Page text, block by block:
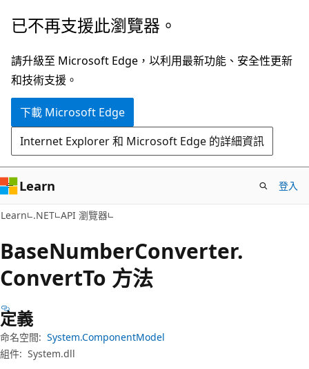
跳
主
要
內
跳
頁
面
內
覽
已不再支援此瀏覽器。
請升級至 Microsoft Edge，以利用最新功能、安全性更新
和技術支援。
下載 Microsoft Edge
Internet Explorer 和 Microsoft Edge 的詳細資訊
Learn 登入
Learn .NET API 瀏覽器
BaseNumberConverter.
ConvertTo 方法
定義
命名空間: System.ComponentModel
組件: System.dll